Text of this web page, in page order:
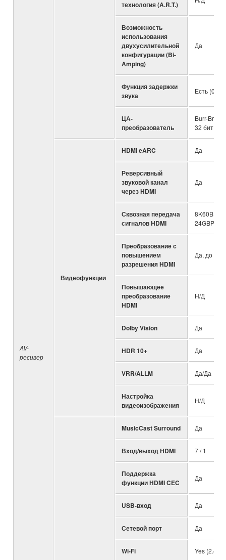
AV-
ресивер
технология (A.R.T.)
Возможность
использования
двухусилительной
конфигурации (Bi-
Amping)
Да
Функция задержки
звука
Есть (0-
ЦА-
преобразователь
Burr-
32 бит,
Видеофункции
HDMI eARC Да
Реверсивный
звуковой канал
через HDMI
Да
Сквозная передача
сигналов HDMI
8K60B,
Преобразование с
повышением
разрешения HDMI
Да, до 4K
Повышающее
преобразование
HDMI
Н/Д
Dolby Vision Да
HDR 10+ Да
VRR/ALLM Да/Да
Настройка
видеоизображения
Н/Д
MusicCast Surround Да
Вход/выход HDMI 7 / 1
Поддержка
функции HDMI CEC
Да
USB-вход Да
Сетевой порт Да
Wi-Fi Yes (2.4 /